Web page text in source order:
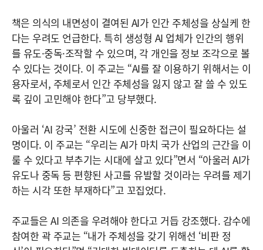
책은 의식의 내면성이 결여된 AI가 인간 주체성을 상실케 한
다는 우려도 언급한다. 특히 생성형 AI 업체가 인간의 행위
를 유도·중독·조작할 수 있으며, 각 개인을 정보 조각으로 볼
수 있다는 것이다. 이 주교는 “AI를 잘 이용하기 위해서는 이
용자로서, 주체로서 인간 주체성을 잃지 않고 잘 쓸 수 있도
록 깊이 고민해야 한다”고 당부했다.
아울러 ‘AI 강국’ 전환 시도에 신중한 접근이 필요하다는 설
명이다. 이 주교는 “우리는 AI가 마치 국가 산업의 근간을 이
룰 수 있다고 부추기는 시대에 살고 있다”면서 “아울러 AI가
유도나 중독 등 편향된 사고를 유발할 것이라는 우려를 제기
하는 시각 또한 부재하다”고 꼬집었다.
주교들은 AI 의존을 우려해야 한다고 거듭 강조했다. 감수에
참여한 곽 주교는 “내가 주체성을 갖기 위해선 ‘비판 정